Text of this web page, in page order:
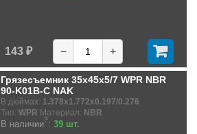
143 ₽ − +
Грязесъемник 35x45x5/7 WPR NBR
90-K01B-C NAK
В дюймах: 1.378x1.772x0.197/0.276
Тип: WPR Материал: NBR
В наличии?: 39 шт.